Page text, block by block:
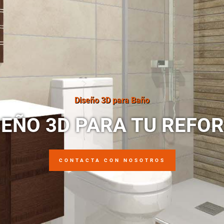
Diseño 3D para Baño
3D PARA TU
CONTACTA CON NOSOTROS